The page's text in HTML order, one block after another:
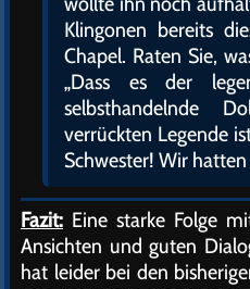
Klingonen bereits
Chapel. Raten Sie,
„Dass es der
selbsthandelnde
verrückten Legende
Schwester! Wir hatten
Fazit: Eine starke Folge
Ansichten und guten
hat leider bei den